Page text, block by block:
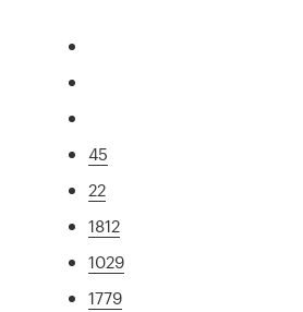
45
22
1812
1029
1779